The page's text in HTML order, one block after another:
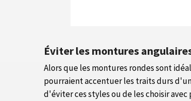
Éviter les montures
Alors que les montures rondes sont
pourraient accentuer les traits durs
d'éviter ces styles ou de les choisir